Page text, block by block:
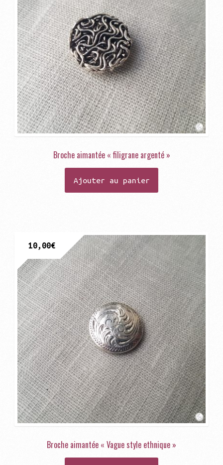
Broche aimantée « filigrane argenté »
Ajouter au panier
Broche aimantée « Vague style ethnique »
10,00€